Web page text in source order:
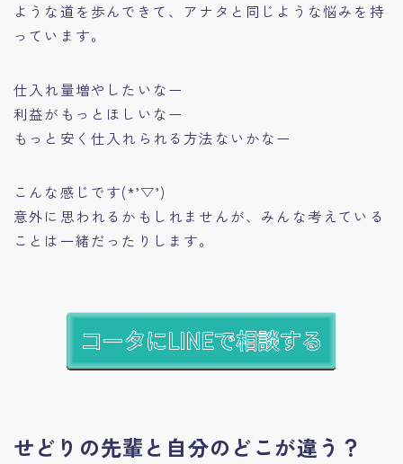
ような道を歩んできて、アナタと同じような悩みを持
っています。
仕入れ量増やしたいなー
利益がもっとほしいなー
もっと安く仕入れられる方法ないかなー
こんな感じです(*’▽’)
意外に思われるかもしれませんが、みんな考えている
ことは一緒だったりします。
せどりの先輩と自分のどこが違う？